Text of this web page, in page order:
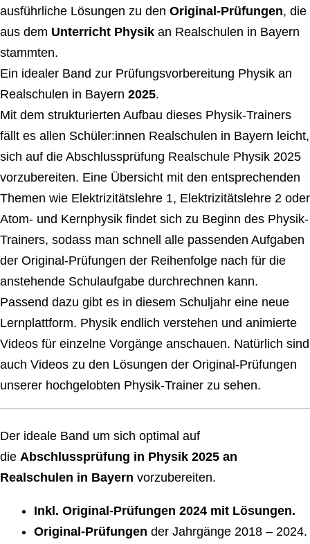
ausführliche Lösungen zu den Original-Prüfungen, die
aus dem Unterricht Physik an Realschulen in Bayern
stammten.
Ein idealer Band zur Prüfungsvorbereitung Physik an
Realschulen in Bayern 2025.
Mit dem strukturierten Aufbau dieses Physik-Trainers
fällt es allen Schüler:innen Realschulen in Bayern leicht,
sich auf die Abschlussprüfung Realschule Physik 2025
vorzubereiten. Eine Übersicht mit den entsprechenden
Themen wie Elektrizitätslehre 1, Elektrizitätslehre 2 oder
Atom- und Kernphysik findet sich zu Beginn des Physik-
Trainers, sodass man schnell alle passenden Aufgaben
der Original-Prüfungen der Reihenfolge nach für die
anstehende Schulaufgabe durchrechnen kann.
Passend dazu gibt es in diesem Schuljahr eine neue
Lernplattform. Physik endlich verstehen und animierte
Videos für einzelne Vorgänge anschauen. Natürlich sind
auch Videos zu den Lösungen der Original-Prüfungen
unserer hochgelobten Physik-Trainer zu sehen.
Der ideale Band um sich optimal auf
die Abschlussprüfung in Physik 2025 an
Realschulen in Bayern vorzubereiten.
Inkl. Original-Prüfungen 2024 mit Lösungen.
Original-Prüfungen der Jahrgänge 2018 – 2024.